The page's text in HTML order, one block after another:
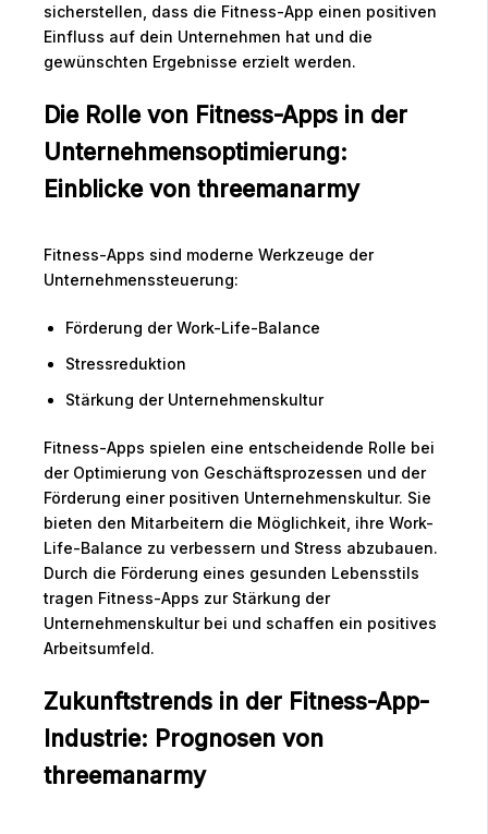
sicherstellen, dass die Fitness-App einen positiven
Einfluss auf dein Unternehmen hat und die
gewünschten Ergebnisse erzielt werden.
Die Rolle von Fitness-Apps in der
Unternehmensoptimierung:
Einblicke von threemanarmy
Fitness-Apps sind moderne Werkzeuge der
Unternehmenssteuerung:
Förderung der Work-Life-Balance
Stressreduktion
Stärkung der Unternehmenskultur
Fitness-Apps spielen eine entscheidende Rolle bei
der Optimierung von Geschäftsprozessen und der
Förderung einer positiven Unternehmenskultur. Sie
bieten den Mitarbeitern die Möglichkeit, ihre Work-
Life-Balance zu verbessern und Stress abzubauen.
Durch die Förderung eines gesunden Lebensstils
tragen Fitness-Apps zur Stärkung der
Unternehmenskultur bei und schaffen ein positives
Arbeitsumfeld.
Zukunftstrends in der Fitness-App-
Industrie: Prognosen von
threemanarmy